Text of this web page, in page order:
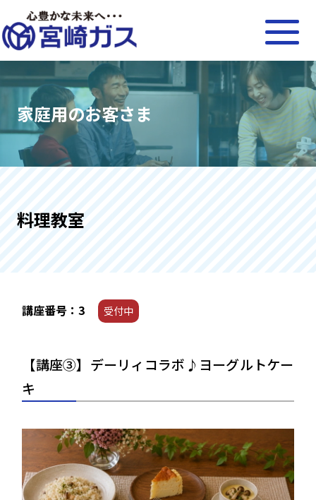
家庭用のお客さま
料理教室
講座番号：3 受付中
【講座③】デーリィコラボ♪ヨーグルトケー
キ